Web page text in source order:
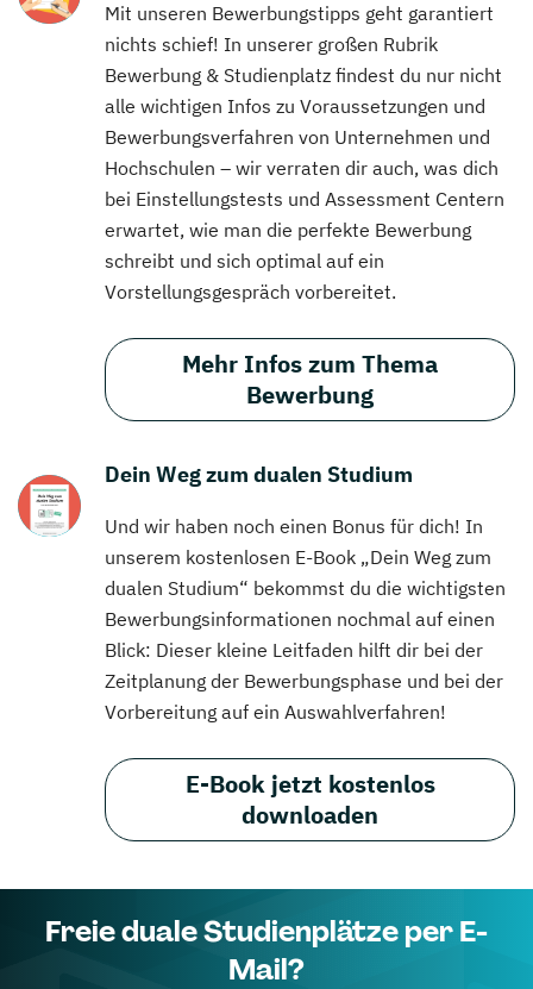
Mit unseren Bewerbungstipps geht garantiert
nichts schief! In unserer großen Rubrik
Bewerbung & Studienplatz findest du nur nicht
alle wichtigen Infos zu Voraussetzungen und
Bewerbungsverfahren von Unternehmen und
Hochschulen – wir verraten dir auch, was dich
bei Einstellungstests und Assessment Centern
erwartet, wie man die perfekte Bewerbung
schreibt und sich optimal auf ein
Vorstellungsgespräch vorbereitet.
Mehr Infos zum Thema
Bewerbung
Dein Weg zum dualen Studium
Und wir haben noch einen Bonus für dich! In
unserem kostenlosen E-Book „Dein Weg zum
dualen Studium“ bekommst du die wichtigsten
Bewerbungsinformationen nochmal auf einen
Blick: Dieser kleine Leitfaden hilft dir bei der
Zeitplanung der Bewerbungsphase und bei der
Vorbereitung auf ein Auswahlverfahren!
E-Book jetzt kostenlos
downloaden
Freie duale Studienplätze per E-
Mail?